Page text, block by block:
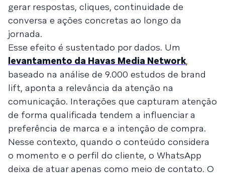
gerar respostas, cliques, continuidade de
conversa e ações concretas ao longo da
jornada.
Esse efeito é sustentado por dados. Um
levantamento da Havas Media Network,
baseado na análise de 9.000 estudos de brand
lift, aponta a relevância da atenção na
comunicação. Interações que capturam atenção
de forma qualificada tendem a influenciar a
preferência de marca e a intenção de compra.
Nesse contexto, quando o conteúdo considera
o momento e o perfil do cliente, o WhatsApp
deixa de atuar apenas como meio de contato. O